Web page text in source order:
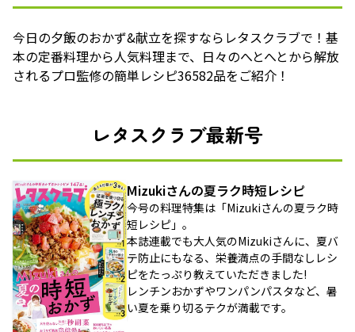
今日の夕飯のおかず&献立を探すならレタスクラブで！基
本の定番料理から人気料理まで、日々のへとへとから解放
されるプロ監修の簡単レシピ36582品をご紹介！
レタスクラブ最新号
Mizukiさんの夏ラク時短レシピ
今号の料理特集は「Mizukiさんの夏ラク時
短レシピ」。
本誌連載でも大人気のMizukiさんに、夏バ
テ防止にもなる、栄養満点の手間なしレシ
ピをたっぷり教えていただきました!
レンチンおかずやワンパンパスタなど、暑
い夏を乗り切るテクが満載です。